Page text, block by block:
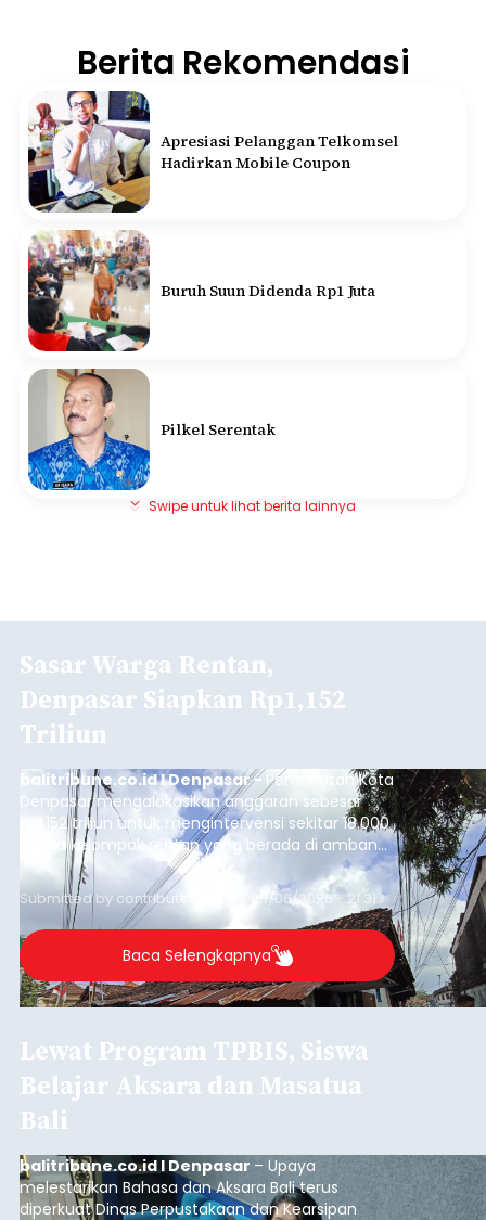
Berita Rekomendasi
Apresiasi Pelanggan Telkomsel
Hadirkan Mobile Coupon
Buruh Suun Didenda Rp1 Juta
Pilkel Serentak
Swipe untuk lihat berita lainnya
Sasar Warga Rentan,
Denpasar Siapkan Rp1,152
Triliun
balitribune.co.id I Denpasar - Pemerintah Kota
Denpasar mengalokasikan anggaran sebesar
Rp1,152 triliun untuk mengintervensi sekitar 18.000
warga kelompok rentan yang berada di ambang
garis kemiskinan. Langkah strategis ini diambil
guna menjaga masyarakat yang berada pada
kelompok desil 5 dan 6 tersebut agar tidak
merosot ke kategori miskin.
Submitted by contributor Thu, 08/06/2026 - 21:31
Baca Selengkapnya
Lewat Program TPBIS, Siswa
Belajar Aksara dan Masatua
Bali
balitribune.co.id I Denpasar – Upaya
melestarikan Bahasa dan Aksara Bali terus
diperkuat Dinas Perpustakaan dan Kearsipan